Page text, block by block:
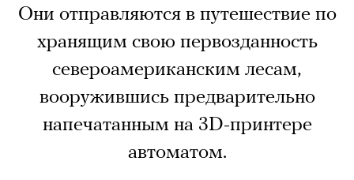
Они отправляются в путешествие по
хранящим свою первозданность
североамериканским лесам,
вооружившись предварительно
напечатанным на 3D-принтере
автоматом.